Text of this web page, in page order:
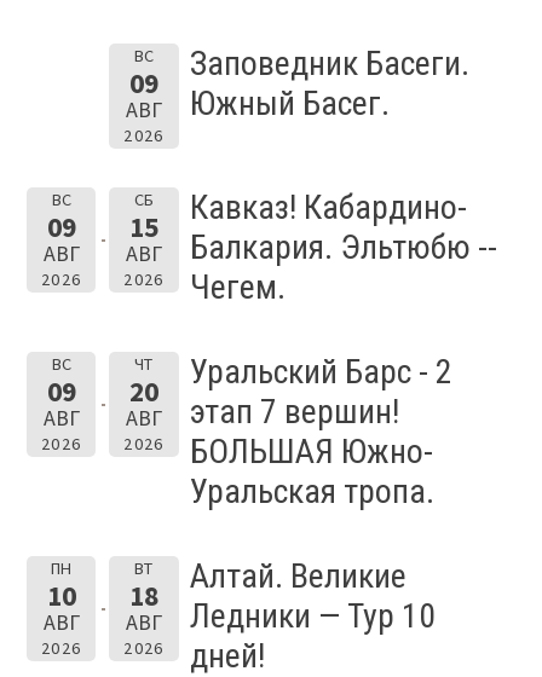
ВС
09
АВГ
2026
Заповедник Басеги.
Южный Басег.
ВС
09
АВГ
2026
СБ
15
АВГ
2026
Кавказ! Кабардино-
Балкария. Эльтюбю --
Чегем.
ВС
09
АВГ
2026
ЧТ
20
АВГ
2026
Уральский Барс - 2
этап 7 вершин!
БОЛЬШАЯ Южно-
Уральская тропа.
ПН
10
АВГ
2026
ВТ
18
АВГ
2026
Алтай. Великие
Ледники — Тур 10
дней!